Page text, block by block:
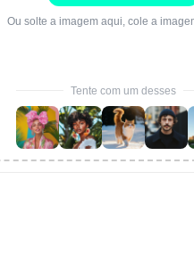
Ou solte a imagem aqui, cole a
Tente com um desses